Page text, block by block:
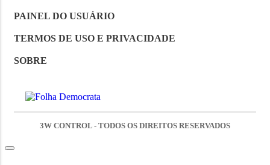
PAINEL DO USUÁRIO
TERMOS DE USO E PRIVACIDADE
SOBRE
3W CONTROL - TODOS OS DIREITOS RESERVADOS